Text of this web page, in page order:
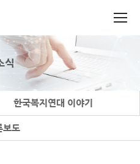
식
한국복지연대 이야기
보도